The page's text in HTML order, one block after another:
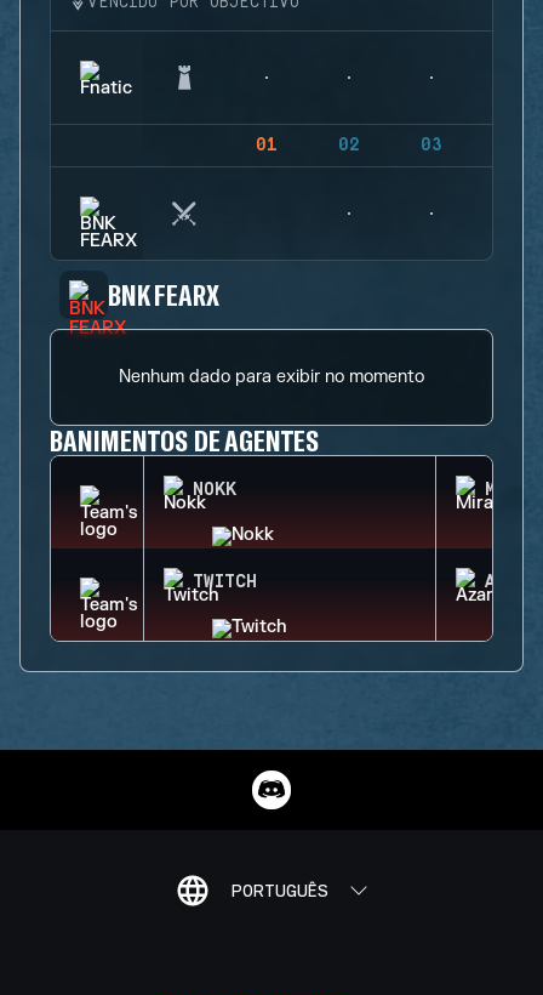
01 02 03
BNK FEARX
Nenhum dado para exibir no momento
BANIMENTOS DE AGENTES
NOKK MIRA
TWITCH AZAMI
PORTUGUÊS